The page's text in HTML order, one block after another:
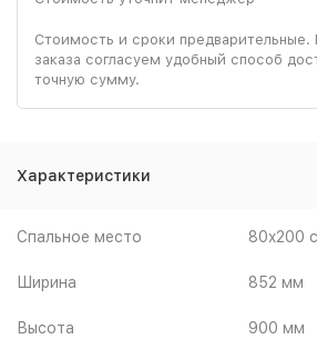
Стоимость и сроки
заказа согласуем удобный способ
точную сумму.
Характеристики
Спальное место 80x200
Ширина 852 мм
Высота 900 мм